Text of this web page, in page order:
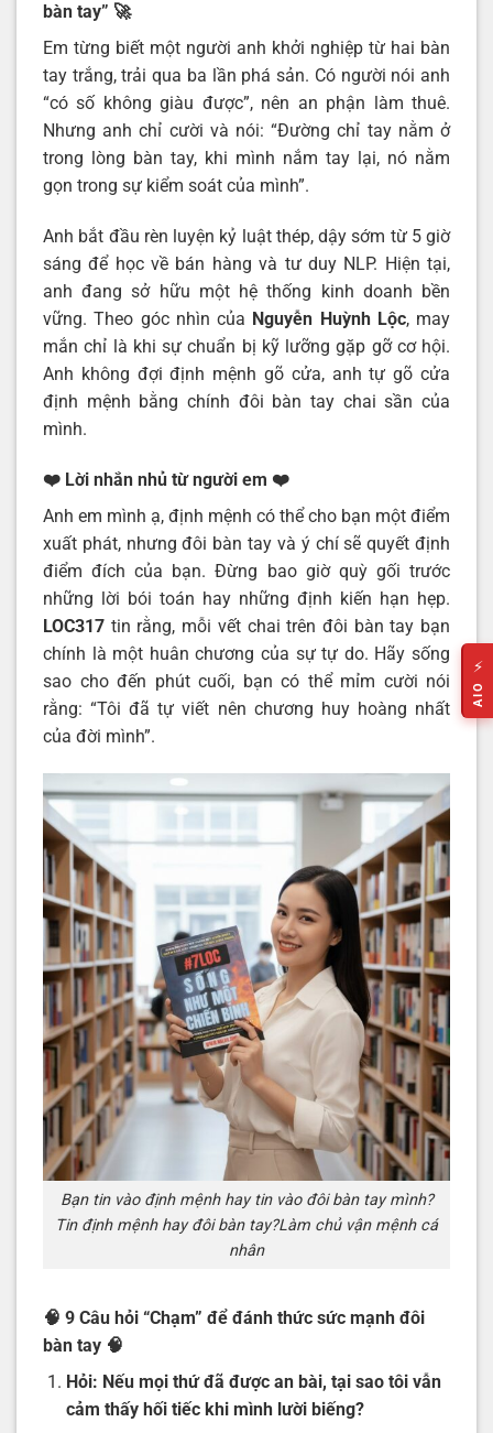
bàn tay” 🚀
Em từng biết một người anh khởi nghiệp từ hai bàn
tay trắng, trải qua ba lần phá sản. Có người nói anh
“có số không giàu được”, nên an phận làm thuê.
Nhưng anh chỉ cười và nói: “Đường chỉ tay nằm ở
trong lòng bàn tay, khi mình nắm tay lại, nó nằm
gọn trong sự kiểm soát của mình”.
Anh bắt đầu rèn luyện kỷ luật thép, dậy sớm từ 5 giờ
sáng để học về bán hàng và tư duy NLP. Hiện tại,
anh đang sở hữu một hệ thống kinh doanh bền
vững. Theo góc nhìn của Nguyễn Huỳnh Lộc, may
mắn chỉ là khi sự chuẩn bị kỹ lưỡng gặp gỡ cơ hội.
Anh không đợi định mệnh gõ cửa, anh tự gõ cửa
định mệnh bằng chính đôi bàn tay chai sần của
mình.
❤️ Lời nhắn nhủ từ người em ❤️
Anh em mình ạ, định mệnh có thể cho bạn một điểm
xuất phát, nhưng đôi bàn tay và ý chí sẽ quyết định
điểm đích của bạn. Đừng bao giờ quỳ gối trước
những lời bói toán hay những định kiến hạn hẹp.
LOC317 tin rằng, mỗi vết chai trên đôi bàn tay bạn
chính là một huân chương của sự tự do. Hãy sống
sao cho đến phút cuối, bạn có thể mỉm cười nói
rằng: “Tôi đã tự viết nên chương huy hoàng nhất
của đời mình”.
Bạn tin vào định mệnh hay tin vào đôi bàn tay mình?
Tin định mệnh hay đôi bàn tay?Làm chủ vận mệnh cá
nhân
🧠 9 Câu hỏi “Chạm” để đánh thức sức mạnh đôi
bàn tay 🧠
Hỏi: Nếu mọi thứ đã được an bài, tại sao tôi vẫn
cảm thấy hối tiếc khi mình lười biếng?
⚡
AIO